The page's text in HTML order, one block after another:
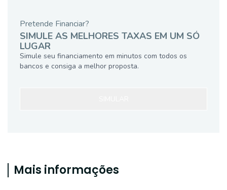
Pretende Financiar?
SIMULE AS MELHORES TAXAS EM UM SÓ
LUGAR
Simule seu financiamento em minutos com todos os
bancos e consiga a melhor proposta.
Mais informações